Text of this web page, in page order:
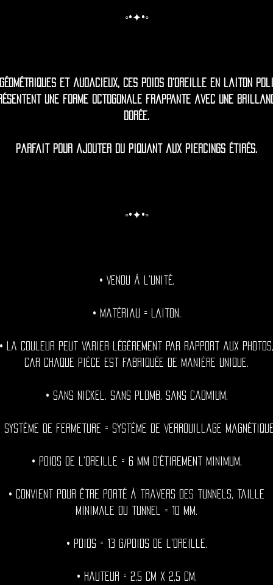
◦•✦•◦
Géométriques et audacieux, ces poids d'oreille en laiton poli
une forme octogonale frappante avec une
dorée.
Parfait pour ajouter du piquant aux piercings étirés.
◦•✦•◦
• Vendu à l'unité.
• Matériau = Laiton.
• La couleur peut varier légèrement par rapport aux photos,
car chaque pièce est fabriquée de manière unique.
• Sans nickel. Sans plomb. Sans cadmium.
Système de fermeture = Système de verrouillage
• Poids de l'oreille = 6 mm d'étirement minimum.
• Convient pour être porté à travers des tunnels, taille
minimale du tunnel = 10 mm.
• Poids = 13 g/poids de l'oreille.
• Hauteur = 2,5 cm x 2,5 cm.